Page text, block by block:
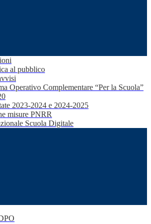
al pubblico
Operativo Complementare “Per la Scuola”
2023-2024 e 2024-2025
misure PNRR
Scuola Digitale